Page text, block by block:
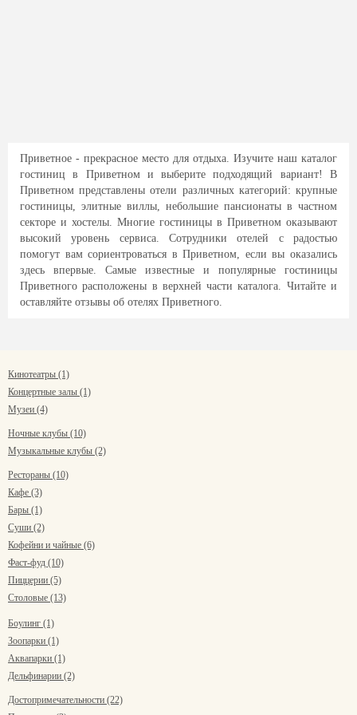
Приветное - прекрасное место для отдыха. Изучите наш каталог
гостиниц в Приветном и выберите подходящий вариант! В
Приветном представлены отели различных категорий: крупные
гостиницы, элитные виллы, небольшие пансионаты в частном
секторе и хостелы. Многие гостиницы в Приветном оказывают
высокий уровень сервиса. Сотрудники отелей с радостью
помогут вам сориентроваться в Приветном, если вы оказались
здесь впервые. Самые известные и популярные гостиницы
Приветного расположены в верхней части каталога. Читайте и
оставляйте отзывы об отелях Приветного.
Кинотеатры (1)
Концертные залы (1)
Музеи (4)
Ночные клубы (10)
Музыкальные клубы (2)
Рестораны (10)
Кафе (3)
Бары (1)
Суши (2)
Кофейни и чайные (6)
Фаст-фуд (10)
Пиццерии (5)
Столовые (13)
Боулинг (1)
Зоопарки (1)
Аквапарки (1)
Дельфинарии (2)
Достопримечательности (22)